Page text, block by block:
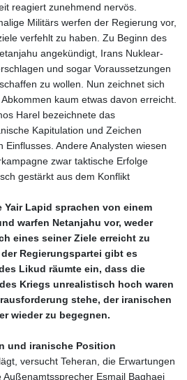
reagiert zunehmend nervös.
Militärs werfen der Regierung vor,
verfehlt zu haben. Zu Beginn des
angekündigt, Irans Nuklear‑
und sogar Voraussetzungen
zu wollen. Nun zeichnet sich
kaum etwas davon erreicht.
Harel bezeichnete das
Kapitulation und Zeichen
Einflusses. Andere Analysten wiesen
zwar taktische Erfolge
gestärkt aus dem Konflikt
Lapid sprachen von einem
warfen Netanjahu vor, weder
eines seiner Ziele erreicht zu
Regierungspartei gibt es
Likud räumte ein, dass die
Kriegs unrealistisch hoch waren
stehe, der iranischen
wieder zu begegnen.
und iranische Position
versucht Teheran, die Erwartungen
Esmail Baghaei